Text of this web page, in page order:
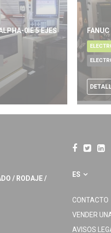
0IE 5 EJES
/ RODAJE /
ES
CONTACTO
VENDER
AVISOS